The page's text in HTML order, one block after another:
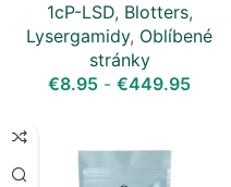
1cP-LSD, Blotters,
Lysergamidy, Oblíbené
stránky
€8.95 - €449.95